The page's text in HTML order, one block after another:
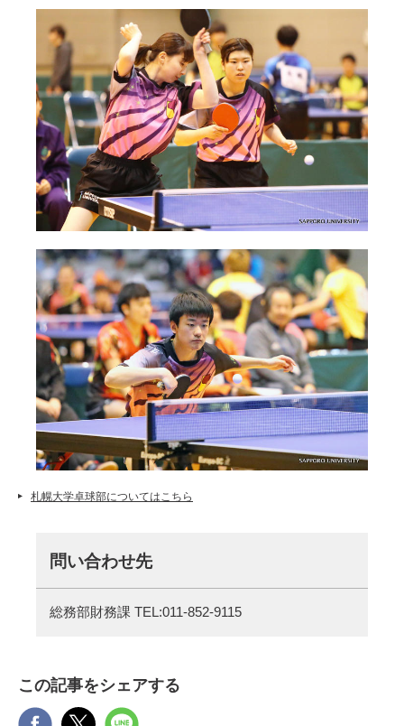
札幌大学卓球部についてはこちら
問い合わせ先
総務部財務課 TEL:011-852-9115
この記事をシェアする